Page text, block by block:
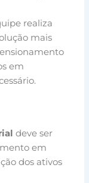
realiza
mais
em
deve ser
em
dos ativos